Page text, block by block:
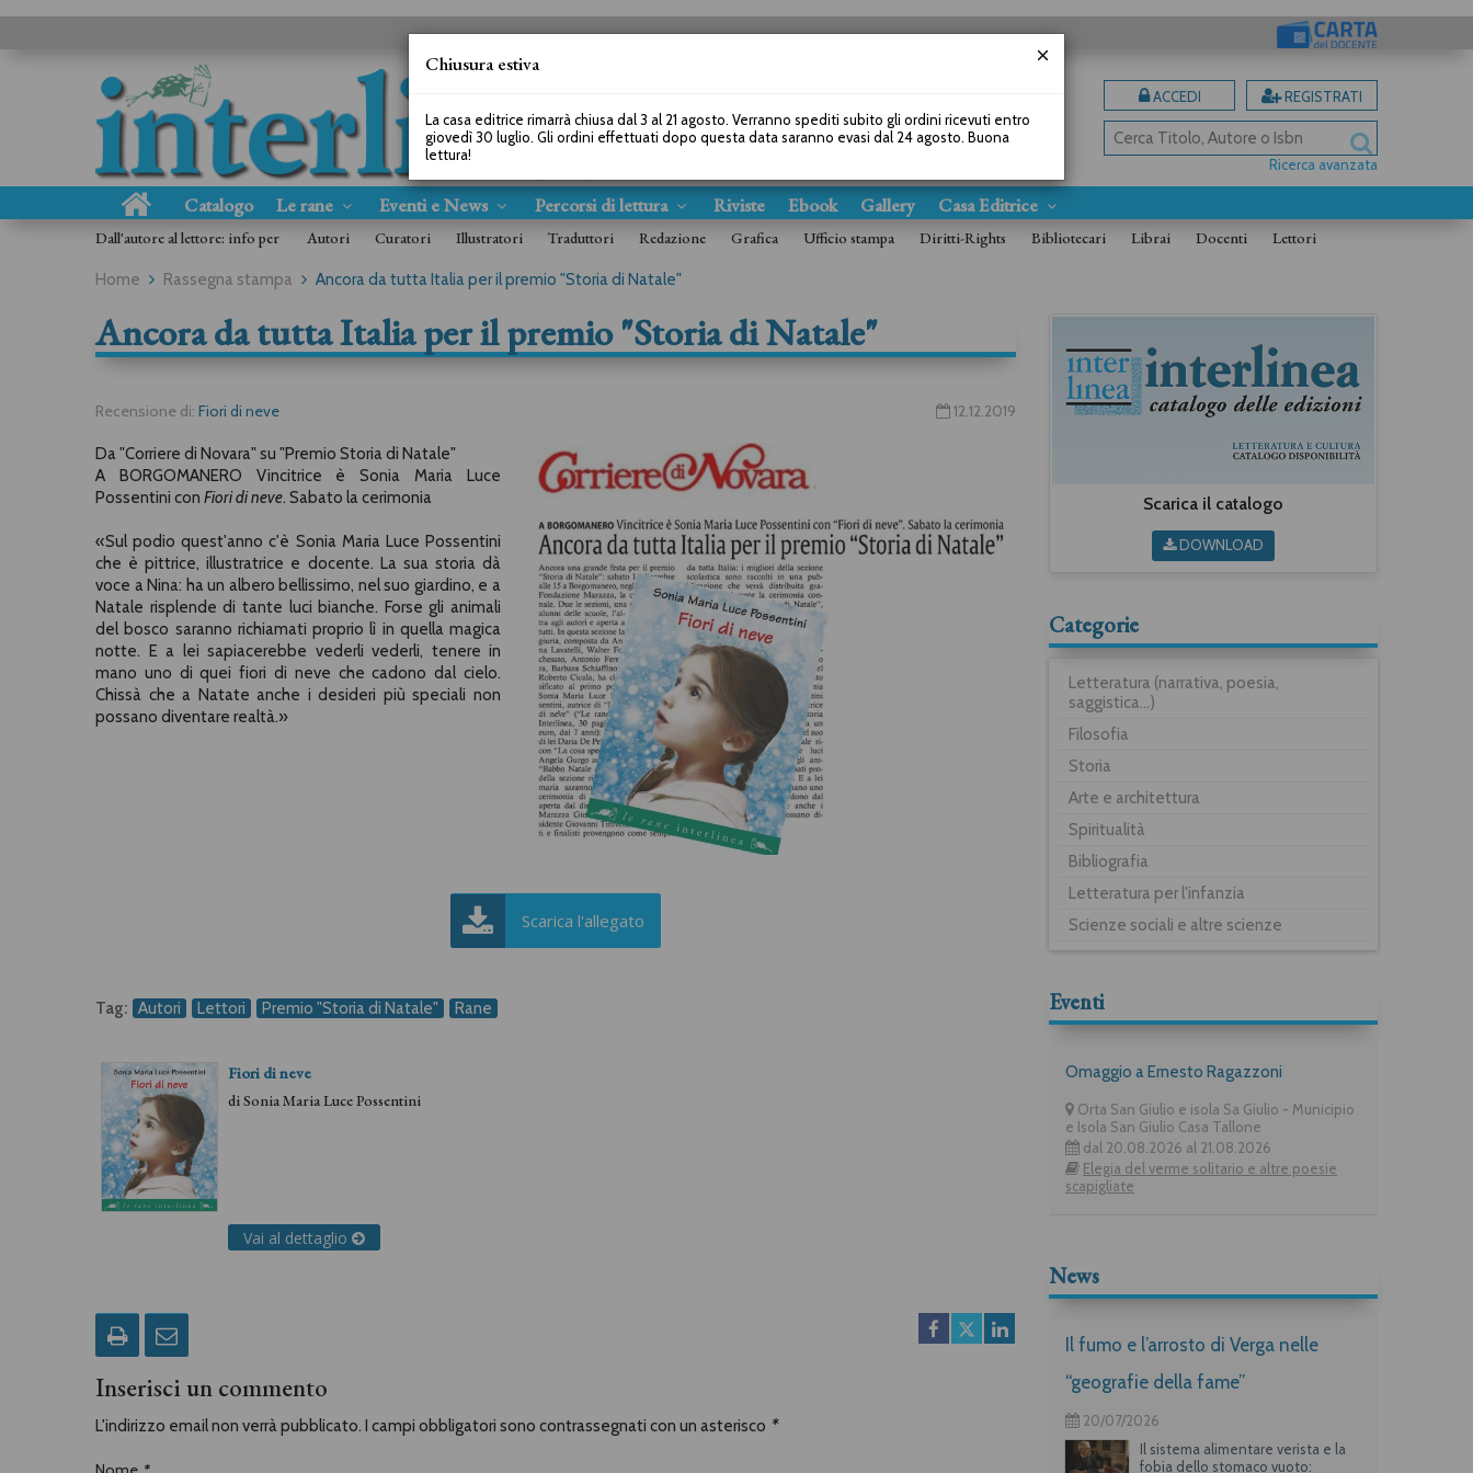
ACCEDI REGISTRATI
Ricerca avanzata
Catalogo Le rane Eventi e News Percorsi di lettura Riviste Ebook Gallery Casa Editrice
Dall'autore al lettore: info per Autori Curatori Illustratori Traduttori Redazione Grafica Ufficio stampa Diritti-Rights Bibliotecari Librai Docenti Lettori
Home Rassegna stampa Ancora da tutta Italia per il premio "Storia di Natale"
Ancora da tutta Italia per il premio "Storia di Natale"
Recensione di: Fiori di neve 12.12.2019
Da "Corriere di Novara" su "Premio Storia di Natale"
A BORGOMANERO Vincitrice è Sonia Maria Luce
Possentini con Fiori di neve. Sabato la cerimonia
«Sul podio quest'anno c'è Sonia Maria Luce Possentini
che è pittrice, illustratrice e docente. La sua storia dà
voce a Nina: ha un albero bellissimo, nel suo giardino, e a
Natale risplende di tante luci bianche. Forse gli animali
del bosco saranno richiamati proprio lì in quella magica
notte. E a lei sapiacerebbe vederli vederli, tenere in
mano uno di quei fiori di neve che cadono dal cielo.
Chissà che a Natate anche i desideri più speciali non
possano diventare realtà.»
Scarica l'allegato
Tag: Autori Lettori Premio "Storia di Natale" Rane
Fiori di neve
diSonia Maria Luce Possentini
Vai al dettaglio
Inserisci un commento
L'indirizzo email non verrà pubblicato. I campi obbligatori sono contrassegnati con un asterisco *
Scarica il catalogo
DOWNLOAD
Categorie
Letteratura (narrativa, poesia,
saggistica...)
Filosofia
Storia
Arte e architettura
Spiritualità
Bibliografia
Letteratura per l'infanzia
Scienze sociali e altre scienze
Eventi
Omaggio a Ernesto Ragazzoni
Orta San Giulio e isola Sa Giulio - Municipio
e Isola San Giulio Casa Tallone
dal 20.08.2026 al 21.08.2026
Elegia del verme solitario e altre poesie
scapigliate
News
Il fumo e l’arrosto di Verga nelle
“geografie della fame”
20/07/2026
Il sistema alimentare verista e la
fobia dello stomaco vuoto:
Chiusura estiva
La casa editrice rimarrà chiusa dal 3 al 21 agosto. Verranno spediti subito gli ordini ricevuti entro
giovedì 30 luglio. Gli ordini effettuati dopo questa data saranno evasi dal 24 agosto. Buona
lettura!